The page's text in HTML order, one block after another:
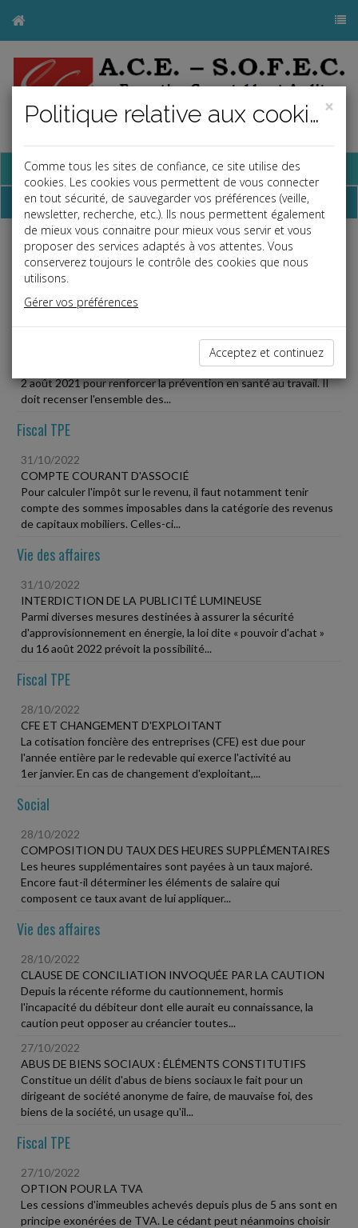
Base documentaire
Dépêches
Liste des dernières dépêches
Social
SITE INTERNET DÉDIÉ AU PASSEPORT PRÉVENTION
Le passeport de prévention a été mis en place par la loi du
2 août 2021 pour renforcer la prévention en santé au travail. Il
doit recenser l'ensemble des...
Fiscal TPE
31/10/2022
COMPTE COURANT D'ASSOCIÉ
Pour calculer l'impôt sur le revenu, il faut notamment tenir
compte des sommes imposables dans la catégorie des revenus
de capitaux mobiliers. Celles-ci...
Vie des affaires
31/10/2022
INTERDICTION DE LA PUBLICITÉ LUMINEUSE
Parmi diverses mesures destinées à assurer la sécurité
d'approvisionnement en énergie, la loi dite « pouvoir d'achat »
du 16 août 2022 prévoit la possibilité...
Fiscal TPE
28/10/2022
CFE ET CHANGEMENT D'EXPLOITANT
La cotisation foncière des entreprises (CFE) est due pour
l'année entière par le redevable qui exerce l'activité au
1er janvier. En cas de changement d'exploitant,...
Social
28/10/2022
COMPOSITION DU TAUX DES HEURES SUPPLÉMENTAIRES
Les heures supplémentaires sont payées à un taux majoré.
Encore faut-il déterminer les éléments de salaire qui
composent ce taux avant de lui appliquer...
Vie des affaires
28/10/2022
CLAUSE DE CONCILIATION INVOQUÉE PAR LA CAUTION
Depuis la récente réforme du cautionnement, hormis
l'incapacité du débiteur dont elle aurait eu connaissance, la
caution peut opposer au créancier toutes...
27/10/2022
ABUS DE BIENS SOCIAUX : ÉLÉMENTS CONSTITUTIFS
Constitue un délit d'abus de biens sociaux le fait pour un
dirigeant de société anonyme de faire, de mauvaise foi, des
biens de la société, un usage qu'il...
Fiscal TPE
27/10/2022
OPTION POUR LA TVA
Les cessions d'immeubles achevés depuis plus de 5 ans sont en
principe exonérées de TVA. Le cédant peut néanmoins choisir
×
Politique relative aux cookies
Comme tous les sites de confiance, ce site utilise des
cookies. Les cookies vous permettent de vous connecter
en tout sécurité, de sauvegarder vos préférences (veille,
newsletter, recherche, etc.). Ils nous permettent également
de mieux vous connaitre pour mieux vous servir et vous
proposer des services adaptés à vos attentes. Vous
conserverez toujours le contrôle des cookies que nous
utilisons.
Gérer vos préférences
Acceptez et continuez